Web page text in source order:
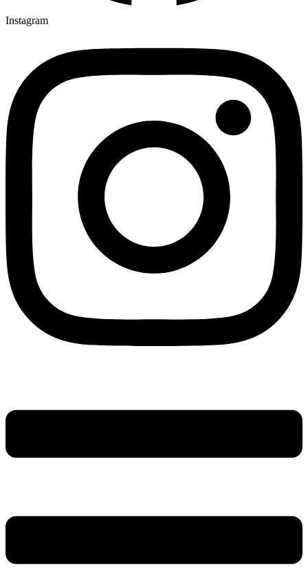
Instagram